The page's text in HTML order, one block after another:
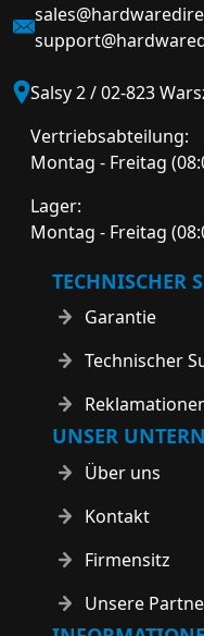
Salsy 2 / 02-823
Vertriebsabteilung:
Montag - Freitag
Lager:
Montag - Freitag
TECHNISCHER
Garantie
Technischer
UNSER
Über uns
Kontakt
Firmensitz
Unsere